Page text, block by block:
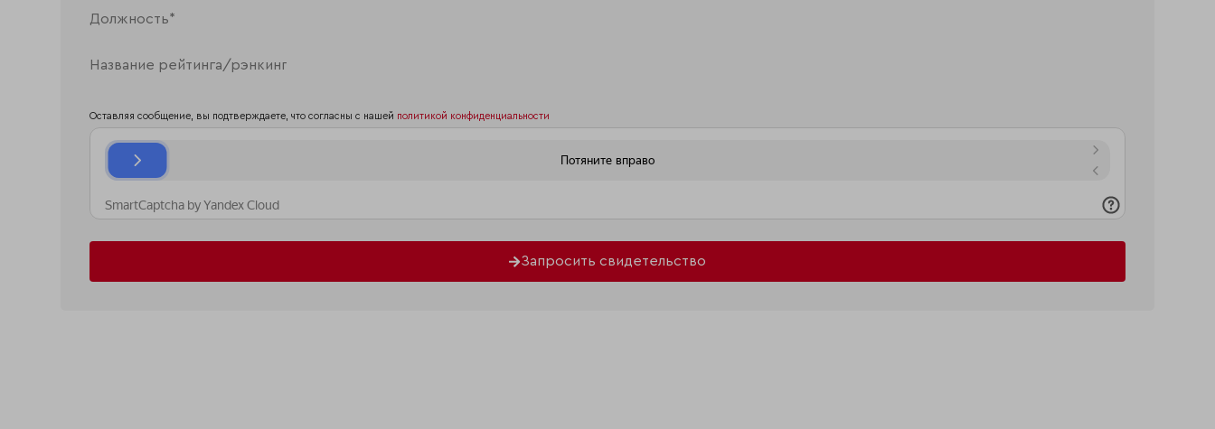
Оставляя сообщение, вы подтверждаете, что согласны с нашей политикой конфиденциальности
Запросить свидетельство